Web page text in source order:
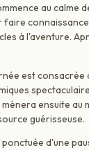
au calme
faire
à l'aventure.
est
ensuite au
guérisseuse.
d'une